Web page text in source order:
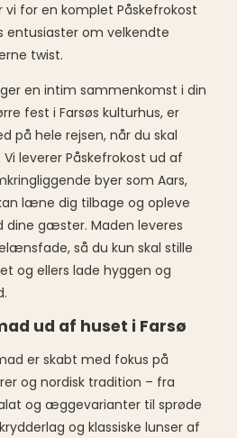
vi for en komplet Påskefrokost
entusiaster om velkendte
twist.
en intim sammenkomst i din
fest i Farsøs kulturhus, er
på hele rejsen, når du skal
leverer Påskefrokost ud af
byer som Aars,
læne dig tilbage og opleve
gæster. Maden leveres
så du kun skal stille
og ellers lade hyggen og
ud af huset i Farsø
er skabt med fokus på
og nordisk tradition – fra
og æggevarianter til sprøde
og klassiske lunser af